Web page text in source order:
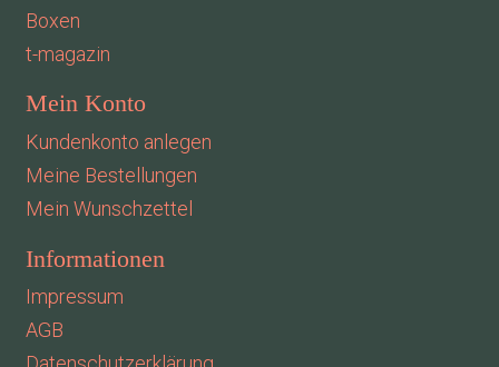
Boxen
t-magazin
Mein Konto
Kundenkonto anlegen
Meine Bestellungen
Mein Wunschzettel
Informationen
Impressum
AGB